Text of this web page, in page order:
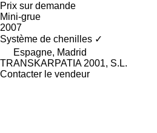
Prix sur demande
Mini-grue
2007
Système de chenilles ✓
Espagne, Madrid
TRANSKARPATIA 2001, S.L.
Contacter le vendeur